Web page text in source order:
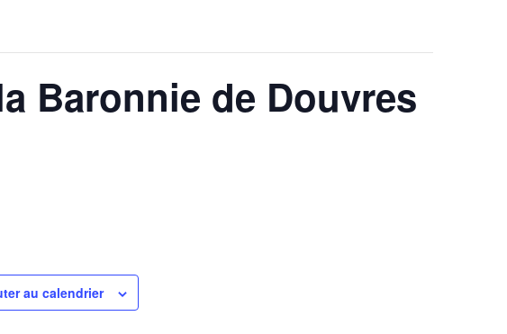
Baronnie de Douvres
au calendrier